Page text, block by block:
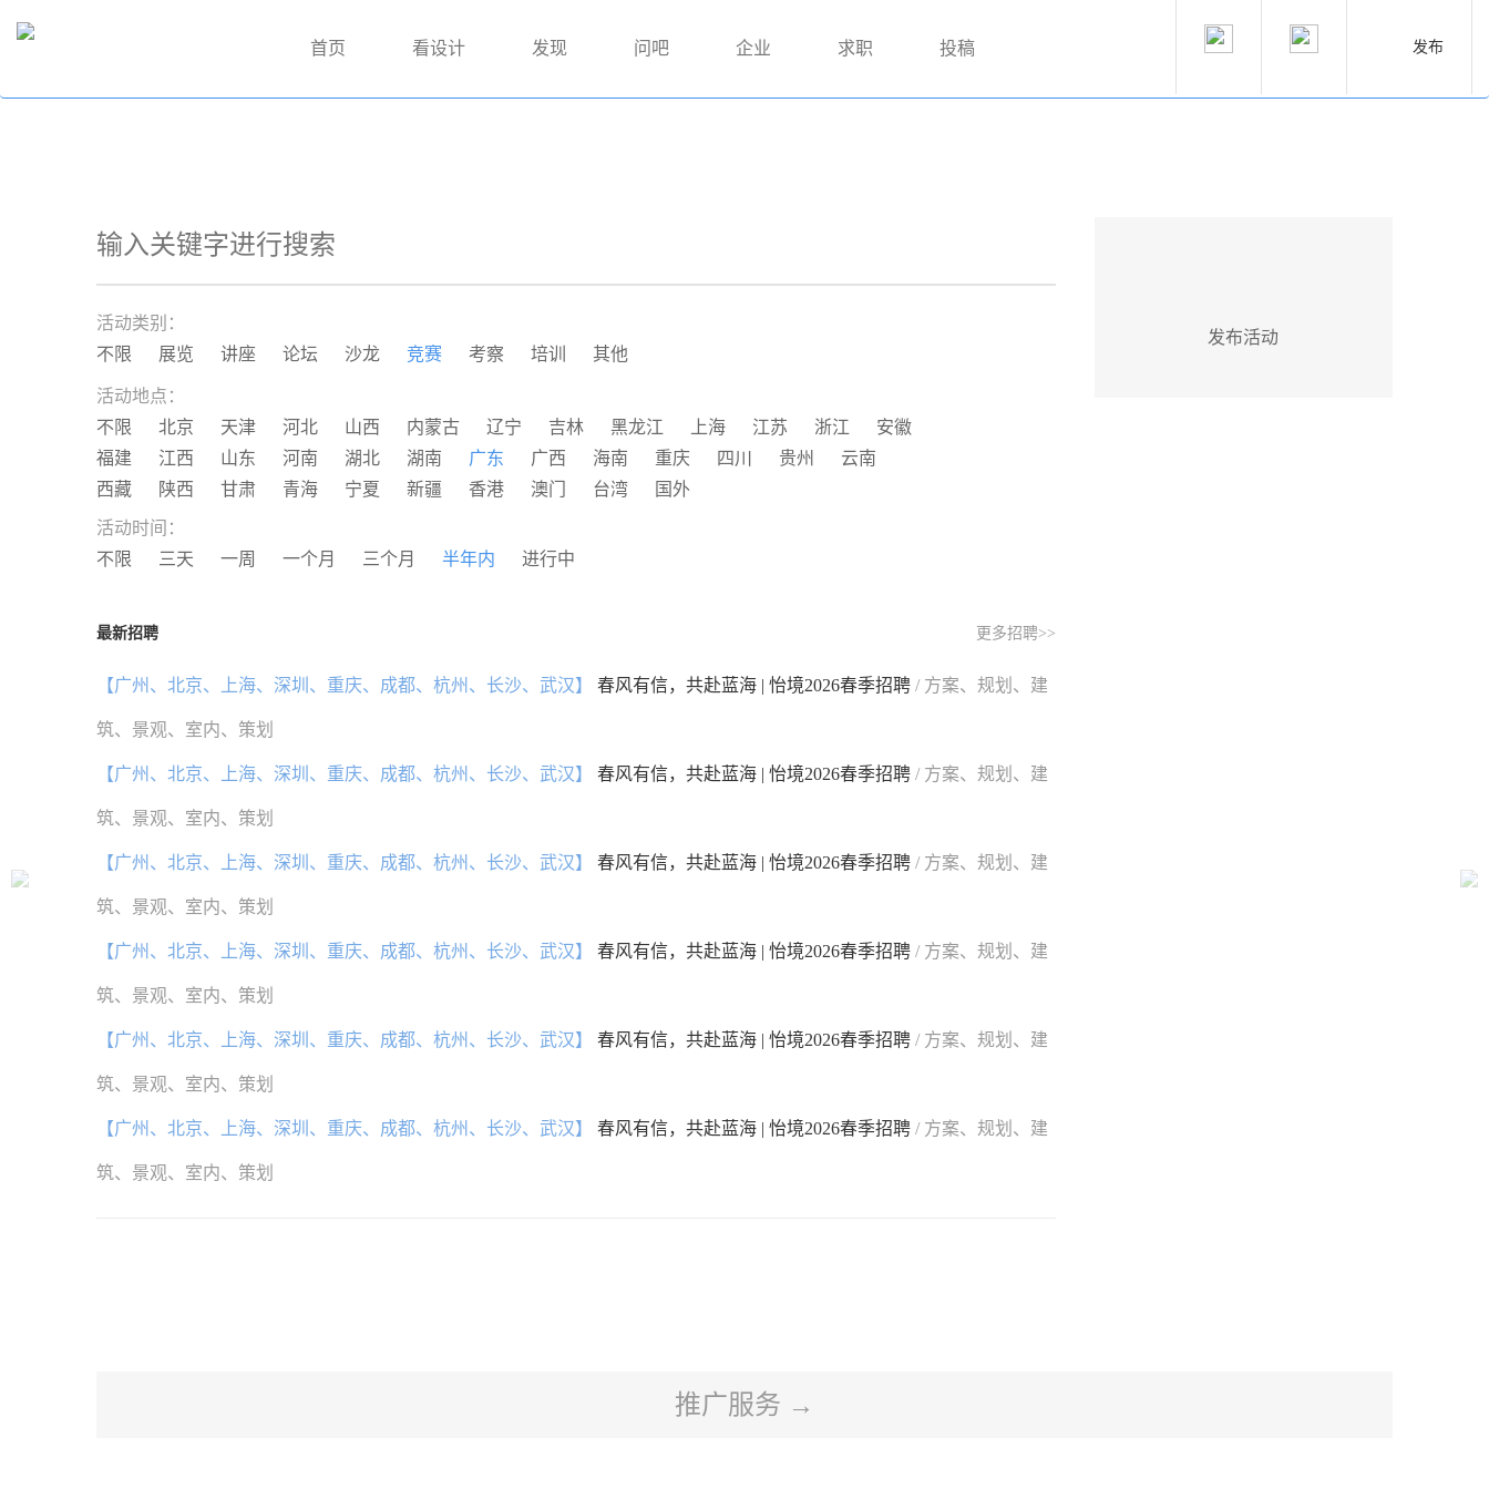
首页 看设计 发现 问吧 企业 求职 投稿 发布
活动类别：
不限
展览 讲座 论坛 沙龙 竞赛 考察 培训 其他
活动地点：
不限
北京 天津 河北 山西 内蒙古 辽宁 吉林 黑龙江 上海 江苏 浙江
安徽
福建
江西 山东 河南 湖北 湖南 广东 广西 海南 重庆 四川 贵州
云南
西藏
陕西 甘肃 青海 宁夏 新疆 香港 澳门 台湾 国外
活动时间：
不限
三天 一周 一个月 三个月 半年内 进行中
最新招聘 更多招聘>>
【广州、北京、上海、深圳、重庆、成都、杭州、长沙、武汉】 春风有信，共赴蓝海 | 怡境2026春季招聘 / 方案、规划、建
筑、景观、室内、策划
【广州、北京、上海、深圳、重庆、成都、杭州、长沙、武汉】 春风有信，共赴蓝海 | 怡境2026春季招聘 / 方案、规划、建
筑、景观、室内、策划
【广州、北京、上海、深圳、重庆、成都、杭州、长沙、武汉】 春风有信，共赴蓝海 | 怡境2026春季招聘 / 方案、规划、建
筑、景观、室内、策划
【广州、北京、上海、深圳、重庆、成都、杭州、长沙、武汉】 春风有信，共赴蓝海 | 怡境2026春季招聘 / 方案、规划、建
筑、景观、室内、策划
【广州、北京、上海、深圳、重庆、成都、杭州、长沙、武汉】 春风有信，共赴蓝海 | 怡境2026春季招聘 / 方案、规划、建
筑、景观、室内、策划
【广州、北京、上海、深圳、重庆、成都、杭州、长沙、武汉】 春风有信，共赴蓝海 | 怡境2026春季招聘 / 方案、规划、建
筑、景观、室内、策划
发布活动
推广服务 →